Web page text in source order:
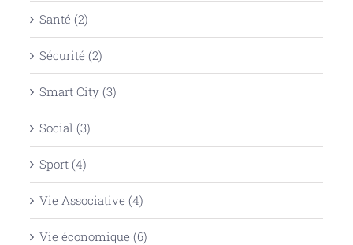
Santé (2)
Sécurité (2)
Smart City (3)
Social (3)
Sport (4)
Vie Associative (4)
Vie économique (6)